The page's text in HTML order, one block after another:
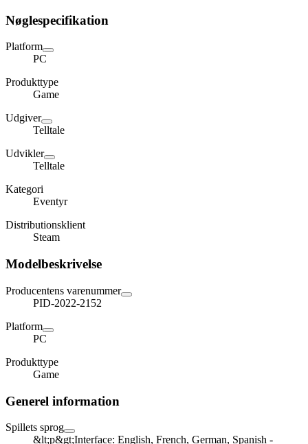
Nøglespecifikation
Platform
PC
Produkttype
Game
Udgiver
Telltale
Udvikler
Telltale
Kategori
Eventyr
Distributionsklient
Steam
Modelbeskrivelse
Producentens varenummer
PID-2022-2152
Platform
PC
Produkttype
Game
Generel information
Spillets sprog
&lt;p&gt;Interface: English, French, German, Spanish -